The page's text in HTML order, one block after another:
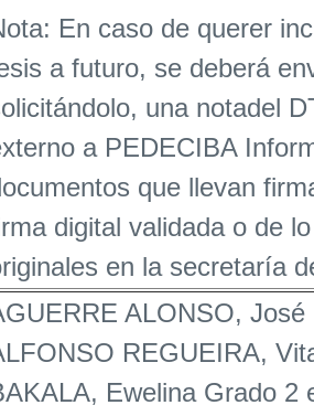
En caso de querer
a futuro, se deberá
una notadel
a PEDECIBA
que llevan
digital validada o de
en la secretaría
ALONSO,
REGUEIRA,
Ewelina Grado 2